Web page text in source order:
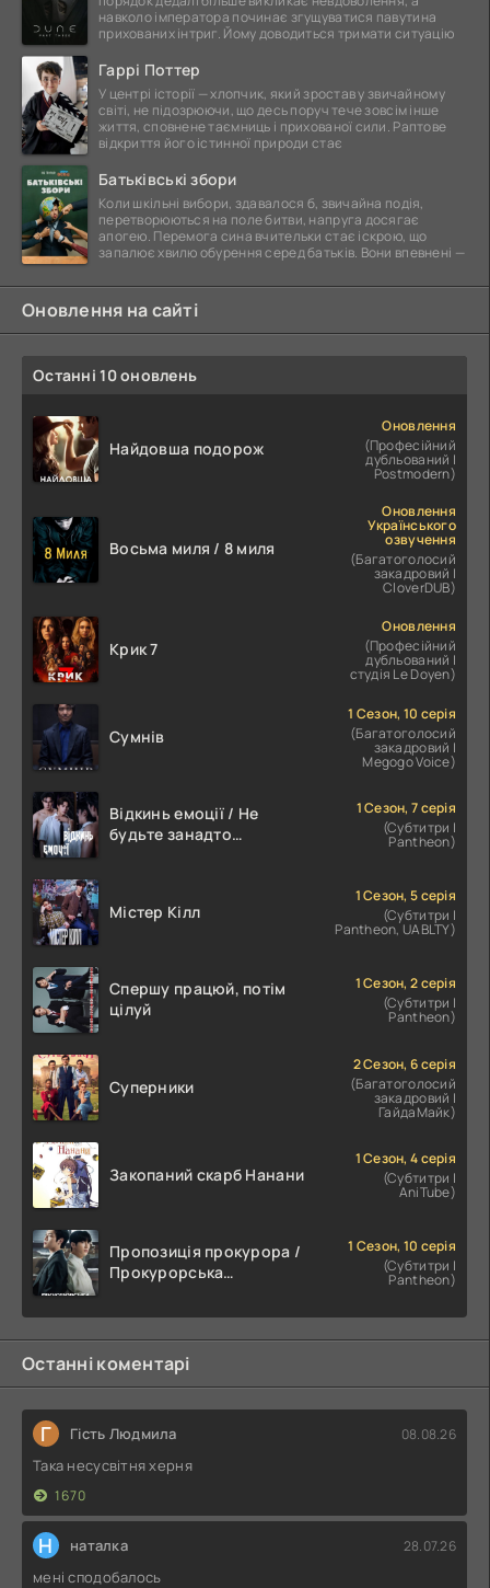
навколо імператора починає згущуватися павутина
прихованих інтриг. Йому доводиться тримати ситуацію
Гаррі Поттер
У центрі історії — хлопчик, який зростав у звичайному
світі, не підозрюючи, що десь поруч тече зовсім інше
життя, сповнене таємниць і прихованої сили. Раптове
відкриття його істинної природи стає
Батьківські збори
Коли шкільні вибори, здавалося б, звичайна подія,
перетворюються на поле битви, напруга досягає
апогею. Перемога сина вчительки стає іскрою, що
запалює хвилю обурення серед батьків. Вони впевнені —
Оновлення на сайті
Останні 10 оновлень
Найдовша подорож
Оновлення
(Професійний
дубльований |
Postmodern)
Восьма миля / 8 миля
Оновлення
Українського
озвучення
(Багатоголосий
закадровий |
CloverDUB)
Крик 7
Оновлення
(Професійний
дубльований |
студія Le Doyen)
Сумнів
1 Сезон, 10 серія
(Багатоголосий
закадровий |
Megogo Voice)
Відкинь емоції / Не
будьте занадто
1 Сезон, 7 серія
(Субтитри |
Pantheon)
Містер Кілл
1 Сезон, 5 серія
(Субтитри |
Pantheon, UABLTY)
Спершу працюй, потім
цілуй
1 Сезон, 2 серія
(Субтитри |
Pantheon)
Суперники
2 Сезон, 6 серія
(Багатоголосий
закадровий |
ГайдаМайк)
Закопаний скарб Нанани
1 Сезон, 4 серія
(Субтитри |
AniTube)
Пропозиція прокурора /
Прокурорська
1 Сезон, 10 серія
(Субтитри |
Pantheon)
Останні коментарі
Г Гість Людмила 08.08.26
Така несусвітня херня
1670
Н наталка 28.07.26
мені сподобалось